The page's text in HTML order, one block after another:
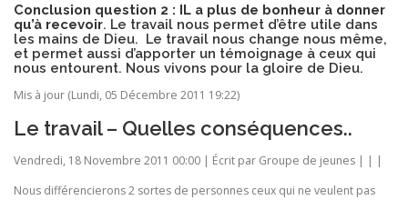
Conclusion question 2 : IL a plus de bonheur à donner
qu’à recevoir. Le travail nous permet d’être utile dans
les mains de Dieu. Le travail nous change nous même,
et permet aussi d’apporter un témoignage à ceux qui
nous entourent. Nous vivons pour la gloire de Dieu.
Mis à jour (Lundi, 05 Décembre 2011 19:22)
Le travail – Quelles conséquences..
Vendredi, 18 Novembre 2011 00:00 | Écrit par Groupe de jeunes | | |
Nous différencierons 2 sortes de personnes ceux qui ne veulent pas